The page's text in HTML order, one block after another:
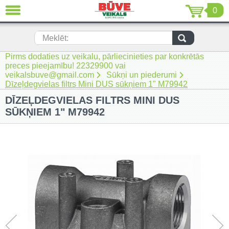
0
Meklēt:
Pirms dodaties uz veikalu, pārliecinieties par konkrētās
preces pieejamību! 22329900 vai
veikalsbuve@gmail.com
Sūkņi un piederumi
Dīzeļdegvielas filtrs Mini DUS sūkņiem 1" M79942
DĪZEĻDEGVIELAS FILTRS MINI DUS
SŪKŅIEM 1" M79942
AIZVĒRT
Jaunumi (230)
Akumulatora instrumenti (205)
Akumulatoru lādētāji un piederumi
(116)
Auto ķīmija un piederumi kopšanai
Celtniecības tehnika (51)
Elektroinstrumenti (69)
Rokas elektroinstrumenti (2)